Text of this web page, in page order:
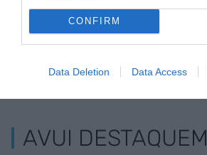
CONFIRM
Data Deletion Data Access
ELS MÉS LLEGITS
AVUI DESTAQUEM